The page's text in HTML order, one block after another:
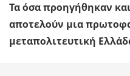
Τα όσα προηγήθηκαν
αποτελούν μια
μεταπολιτευτική